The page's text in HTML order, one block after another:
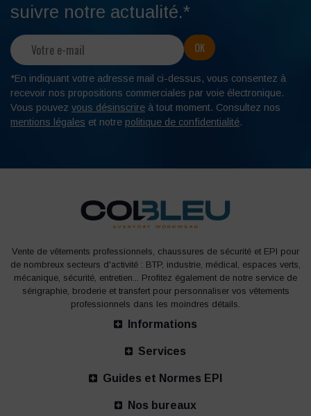
suivre notre actualité.*
*En indiquant votre adresse mail ci-dessus, vous consentez à
recevoir nos propositions commerciales par voie électronique.
Vous pouvez vous désinscrire à tout moment. Consultez nos
mentions légales et notre politique de confidentialité.
Vente de vêtements professionnels, chaussures de sécurité et EPI pour
de nombreux secteurs d'activité : BTP, industrie, médical, espaces verts,
mécanique, sécurité, entretien... Profitez également de notre service de
sérigraphie, broderie et transfert pour personnaliser vos vêtements
professionnels dans les moindres détails.
Informations
Services
Guides et Normes EPI
Nos bureaux